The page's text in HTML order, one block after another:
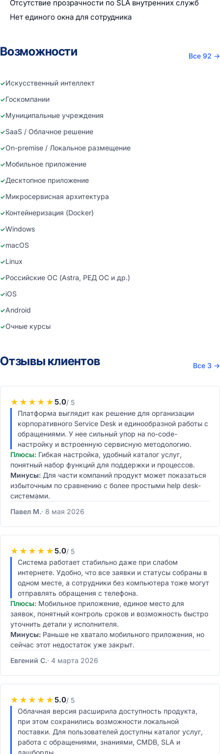
Отсутствие прозрачности по SLA внутренних служб
Нет единого окна для сотрудника
Возможности Все 92 →
Искусственный интеллект
Госкомпании
Муниципальные учреждения
SaaS / Облачное решение
On-premise / Локальное размещение
Мобильное приложение
Десктопное приложение
Микросервисная архитектура
Контейнеризация (Docker)
Windows
macOS
Linux
Российские ОС (Astra, РЕД ОС и др.)
iOS
Android
Очные курсы
Отзывы клиентов Все 3 →
★ ★ ★ ★ ★5.0/ 5
Платформа выглядит как решение для организации
корпоративного Service Desk и единообразной работы с
обращениями. У нее сильный упор на no-code-
настройку и встроенную сервисную методологию.
Плюсы: Гибкая настройка, удобный каталог услуг,
понятный набор функций для поддержки и процессов.
Минусы: Для части компаний продукт может показаться
избыточным по сравнению с более простыми help desk-
системами.
Павел М. 8 мая 2026
★ ★ ★ ★ ★5.0/ 5
Система работает стабильно даже при слабом
интернете. Удобно, что все заявки и статусы собраны в
одном месте, а сотрудники без компьютера тоже могут
отправлять обращения с телефона.
Плюсы: Мобильное приложение, единое место для
заявок, понятный контроль сроков и возможность быстро
уточнить детали у исполнителя.
Минусы: Раньше не хватало мобильного приложения, но
сейчас этот недостаток уже закрыт.
Евгений С. 4 марта 2026
★ ★ ★ ★ ★5.0/ 5
Облачная версия расширила доступность продукта,
при этом сохранились возможности локальной
поставки. Для пользователей доступны каталог услуг,
работа с обращениями, знаниями, CMDB, SLA и
дашборды.